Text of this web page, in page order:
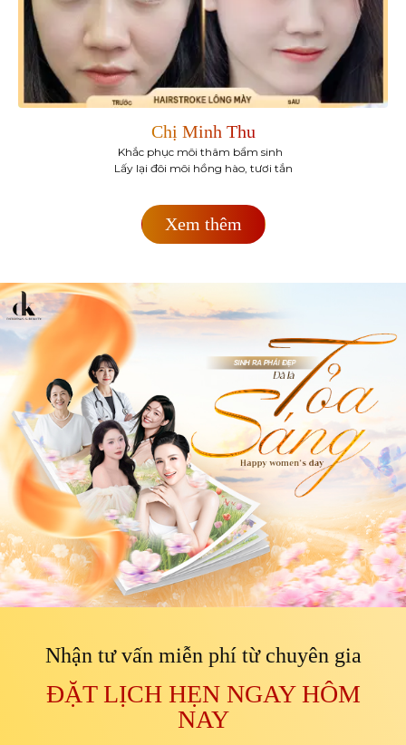
Chị Minh Thu
Khắc phục môi thâm bẩm sinh
Lấy lại đôi môi hồng hào, tươi tắn
Xem thêm
Nhận tư vấn miễn phí từ chuyên gia
ĐẶT LỊCH HẸN NGAY HÔM
NAY